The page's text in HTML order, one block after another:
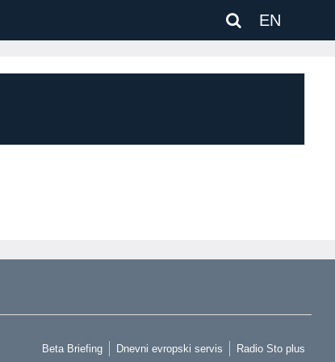
EN
Beta Briefing Dnevni evropski servis Radio Sto plus